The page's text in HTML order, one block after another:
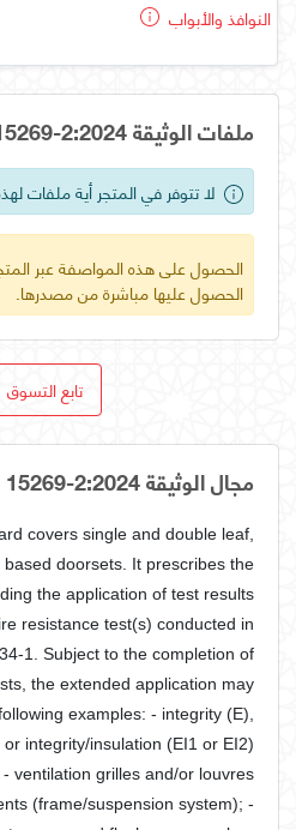
النوافذ والأبواب
ملفات الوثيقة GSO EN 15269-2:2024
لا تتوفر في المتجر أية ملفات
الحصول على هذه المواصفة عبر
الحصول عليها مباشرة من مصدرها.
تابع
مجال الوثيقة GSO EN 15269-2:2024
covers single and double leaf,
doorsets. It prescribes the
the application of test results
resistance test(s) conducted in
1. Subject to the completion of
the extended application may
examples: - integrity (E),
integrity/insulation (EI1 or EI2)
ventilation grilles and/or louvres
(frame/suspension system); -